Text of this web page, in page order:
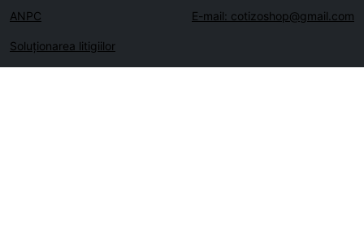
ANPC
Soluționarea litigiilor
E-mail: cotizoshop@gmail.com